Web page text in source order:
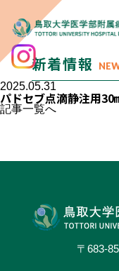
新着情報
2025.05.31
パドセブ点滴静注用30
記事一覧へ
〒683-